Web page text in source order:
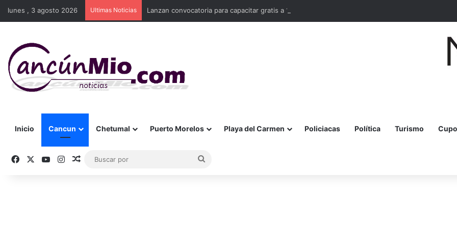
lunes , 3 agosto 2026 Ultimas Noticias Lanzan convocatoria para capacitar gratis a 10 mil mujeres en bordado maya en Quintana Roo
Inicio Cancun Chetumal Puerto Morelos Playa del Carmen Policiacas Política Turismo
Facebook YouTubeInstagramPublicación al azar